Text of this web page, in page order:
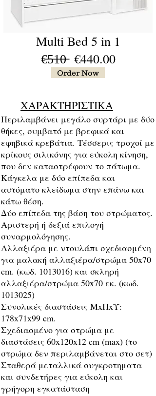
Multi Bed 5 in 1
€̶5̶1̶0̶ €440.00
Order Now
ΧΑΡΑΚΤΗΡΙΣΤΙΚΑ
Περιλαμβάνει μεγάλο συρτάρι με δύο
θήκες, συμβατό με βρεφικά και
εφηβικά κρεβάτια. Τέσσερις τροχοί με
κρίκους σιλικόνης για εύκολη κίνηση,
που δεν καταστρέφουν το πάτωμα.
Κάγκελα με δύο επίπεδα και
αυτόματο κλείδωμα στην επάνω και
κάτω θέση.
Δύο επίπεδα της βάση του στρώματος.
Αριστερή ή δεξιά επιλογή
συναρμολόγησης.
Αλλαξιέρα με ντουλάπι σχεδιασμένη
για μαλακή αλλαξιέρα/στρώμα 50x70
cm. (κωδ. 1013016) και σκληρή
αλλαξιέρα/στρώμα 50x70 εκ. (κωδ.
1013025)
Συνολικές διαστάσεις ΜxΠxΥ:
178x71x99 cm.
Σχεδιασμένο για στρώμα με
διαστάσεις 60x120x12 cm (max) (το
στρώμα δεν περιλαμβάνεται στο σετ)
Σταθερά μεταλλικά συγκροτηματα
και συνδετήρες για εύκολη και
γρήγορη εγκατάσταση